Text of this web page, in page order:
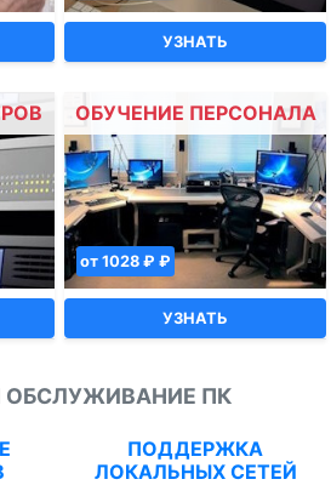
УЗНАТЬ
ОБУЧЕНИЕ ПЕРСОНАЛА
от 1028 ₽ ₽
УЗНАТЬ
ОБСЛУЖИВАНИЕ ПК
ПОДДЕРЖКА
ЛОКАЛЬНЫХ СЕТЕЙ